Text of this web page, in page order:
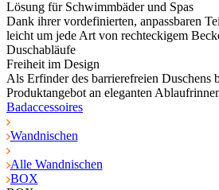
Lösung für Schwimmbäder und Spas
Dank ihrer vordefinierten, anpassbaren
leicht um jede Art von rechteckigem
Duschabläufe
Freiheit im Design
Als Erfinder des barrierefreien Duschens
Produktangebot an eleganten
Badaccessoires
Wandnischen
Alle Wandnischen
BOX